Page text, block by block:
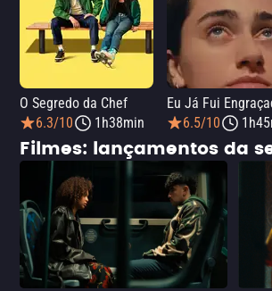
O Segredo da Chef
6.3/10
1h38min
Eu Já Fui
6.5/10
Filmes: lançamentos da